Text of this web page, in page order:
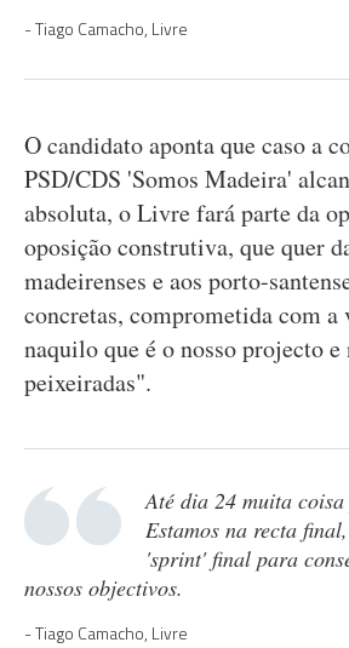
Tiago Camacho, Livre
O candidato aponta que caso a
PSD/CDS 'Somos Madeira'
absoluta, o Livre fará parte da
oposição construtiva, que quer
madeirenses e aos porto-
concretas, comprometida com a
naquilo que é o nosso projecto e
peixeiradas".
Até dia 24 muita coisa
Estamos na recta
'sprint' final para
nossos objectivos.
Tiago Camacho, Livre